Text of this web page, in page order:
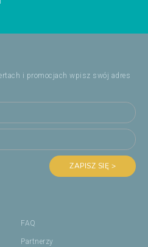
i promocjach wpisz swój adres
ZAPISZ SIĘ >
FAQ
Partnerzy